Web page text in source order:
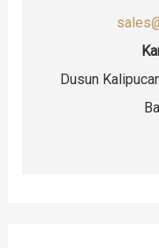
Dusun